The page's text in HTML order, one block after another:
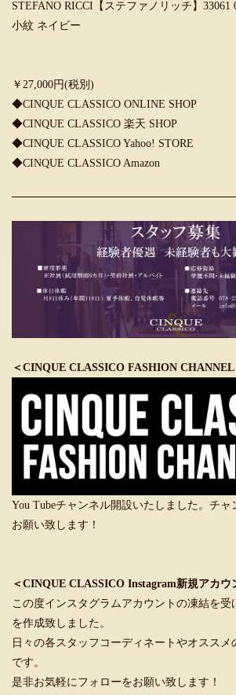
STEFANO RICCI【ステファノリッチ】33061
小紋 ネイビー
￥27,000円(税別)
◆CINQUE CLASSICO ONLINE SHOP
◆CINQUE CLASSICO 楽天 SHOP
◆CINQUE CLASSICO Yahoo! STORE
◆CINQUE CLASSICO Amazon
＜CINQUE CLASSICO FASHION CHANNEL
You Tubeチャンネル開設いたしました。チャ
お願い致します！
＜CINQUE CLASSICO Instagram新規アカウ
この度インスタグラムアカウントの凍結を受
を作成致しました。
日々の各スタッフコーディネートやオススメ
です。
是非お気軽にフォローをお願い致します！